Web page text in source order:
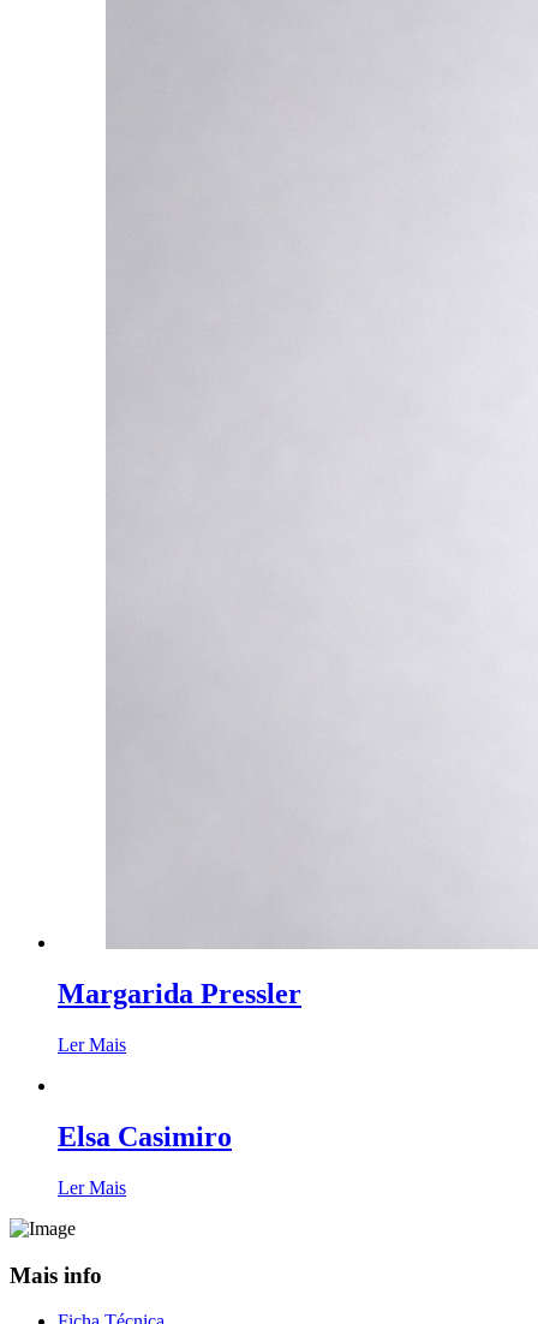
Margarida Pressler
Ler Mais
Elsa Casimiro
Ler Mais
Mais info